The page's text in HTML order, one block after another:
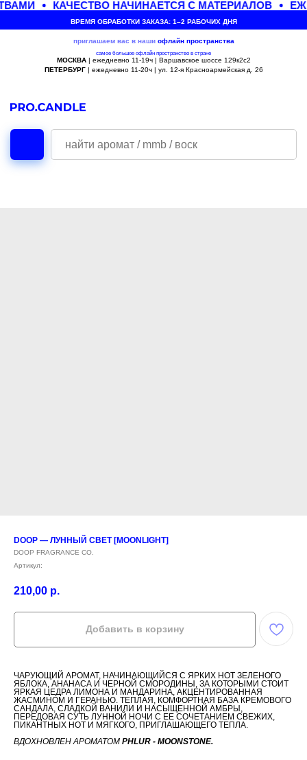
КАЧЕСТВО НАЧИНАЕТСЯ С МАТЕРИАЛОВ
ВРЕМЯ ОБРАБОТКИ ЗАКАЗА: 1–2 РАБОЧИХ ДНЯ
приглашаем вас в наши офлайн пространства
самое большое офлайн пространство в стране
МОСКВА| ежедневно 11-19ч | Варшавское шоссе 129к2с2
ПЕТЕРБУРГ| ежедневно 11-20ч | ул. 12-я Красноармейская д. 26
DOOP — ЛУННЫЙ СВЕТ [MOONLIGHT]
DOOP FRAGRANCE CO.
Артикул:
210,00 р.
Добавить в корзину
ЧАРУЮЩИЙ АРОМАТ, НАЧИНАЮЩИЙСЯ С ЯРКИХ НОТ ЗЕЛЕНОГО
ЯБЛОКА, АНАНАСА И ЧЕРНОЙ СМОРОДИНЫ, ЗА КОТОРЫМИ СТОИТ
ЯРКАЯ ЦЕДРА ЛИМОНА И МАНДАРИНА, АКЦЕНТИРОВАННАЯ
ЖАСМИНОМ И ГЕРАНЬЮ. ТЕПЛАЯ, КОМФОРТНАЯ БАЗА КРЕМОВОГО
САНДАЛА, СЛАДКОЙ ВАНИЛИ И НАСЫЩЕННОЙ АМБРЫ,
ПЕРЕДОВАЯ СУТЬ ЛУННОЙ НОЧИ С ЕЕ СОЧЕТАНИЕМ СВЕЖИХ,
ПИКАНТНЫХ НОТ И МЯГКОГО, ПРИГЛАШАЮЩЕГО ТЕПЛА.
ВДОХНОВЛЕН АРОМАТОМ PHLUR - MOONSTONE.